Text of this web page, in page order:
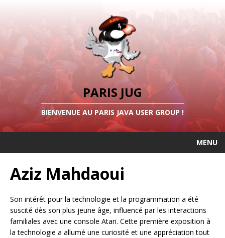
PARIS JUG
BIENVENUE AU PARIS JAVA USER GROUP !
MENU
Aziz Mahdaoui
Son intérêt pour la technologie et la programmation a été
suscité dès son plus jeune âge, influencé par les interactions
familiales avec une console Atari. Cette première exposition à
la technologie a allumé une curiosité et une appréciation tout